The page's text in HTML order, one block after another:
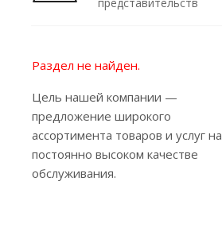
Раздел не найден.
Цель нашей компании —
предложение широкого
ассортимента товаров и услуг на
постоянно высоком качестве
обслуживания.